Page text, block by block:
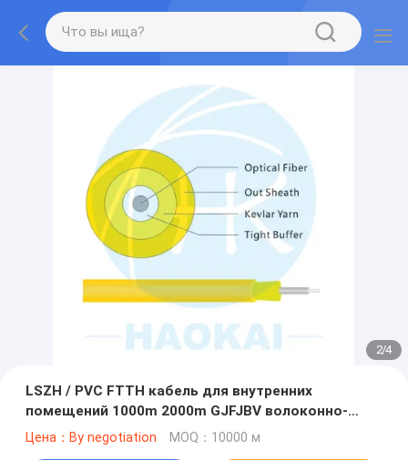
2/4
LSZH / PVC FTTH кабель для внутренних
помещений 1000m 2000m GJFJBV волоконно-
оптический кабель
Цена：By negotiation MOQ：10000 м